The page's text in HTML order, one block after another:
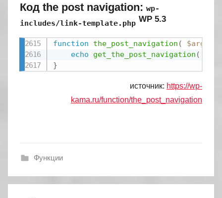
Код the post navigation: wp-
includes/link-template.php
WP 5.3
function the_post_navigation ( $args
echo
get_the_post_navigation (
}
источник: https://wp-
kama.ru/function/the_post_navigation
Функции